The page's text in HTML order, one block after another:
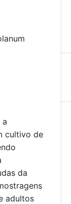
a
cultivo de
da
adultos